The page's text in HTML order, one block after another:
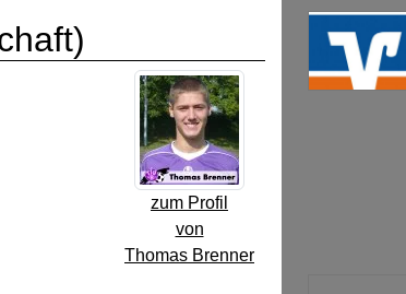
zum Profil
von
Thomas Brenner